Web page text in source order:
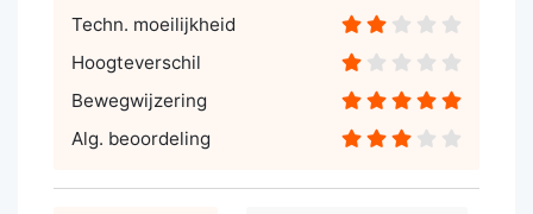
Techn. moeilijkheid
Hoogteverschil
Bewegwijzering
Alg. beoordeling